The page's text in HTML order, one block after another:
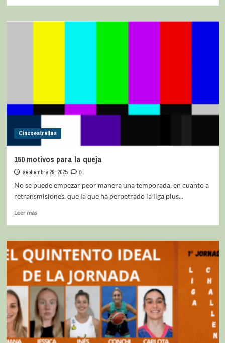
Cincoestrellas
150 motivos para la queja
septiembre 29, 2025
0
No se puede empezar peor manera una temporada, en cuanto a
retransmisiones, que la que ha perpetrado la liga plus...
Leer más